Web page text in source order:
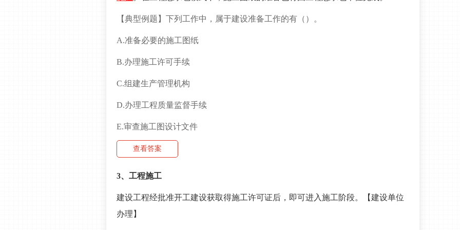
【典型例题】 下列工作中，属于建设准备工作的有（）。
A.准备必要的施工图纸
B.办理施工许可手续
C.组建生产管理机构
D.办理工程质量监督手续
E.审查施工图设计文件
查看答案
3、工程施工
建设工程经批准开工建设获取得施工许可证后，即可进入施工阶段。【建设单位
办理】